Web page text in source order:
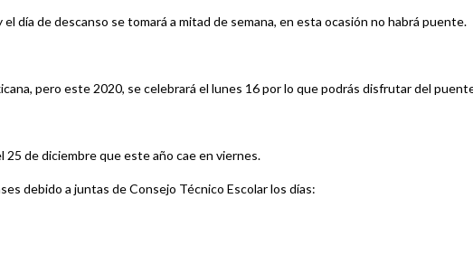
día de descanso se tomará a mitad de semana, en esta ocasión no habrá puente.
pero este 2020, se celebrará el lunes 16 por lo que podrás disfrutar del
25 de diciembre que este año cae en viernes.
debido a juntas de Consejo Técnico Escolar los días: